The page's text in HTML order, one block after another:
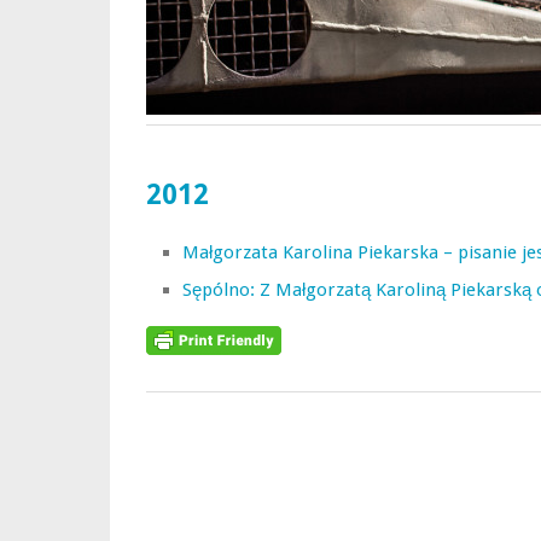
2012
Małgorzata Karolina Piekarska – pisanie
Sępólno: Z Małgorzatą Karoliną Piekarską